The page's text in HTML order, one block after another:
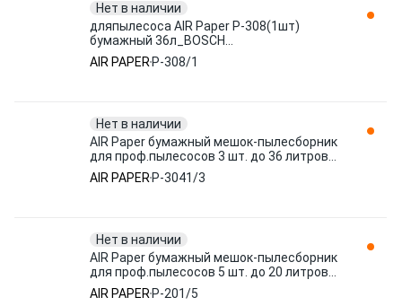
Нет в наличии
дляпылесоса AIR Paper P-308(1шт)
бумажный 36л_BOSCH
GAS25,AEG,FELISATTI,HITACHI,METABO,ИНТЕРС
AIR PAPER P-308/1
Нет в наличии
AIR Paper бумажный мешок-пылесборник
для проф.пылесосов 3 шт. до 36 литров
P-3041/3
AIR PAPER P-3041/3
Нет в наличии
AIR Paper бумажный мешок-пылесборник
для проф.пылесосов 5 шт. до 20 литров
P-201/5
AIR PAPER P-201/5